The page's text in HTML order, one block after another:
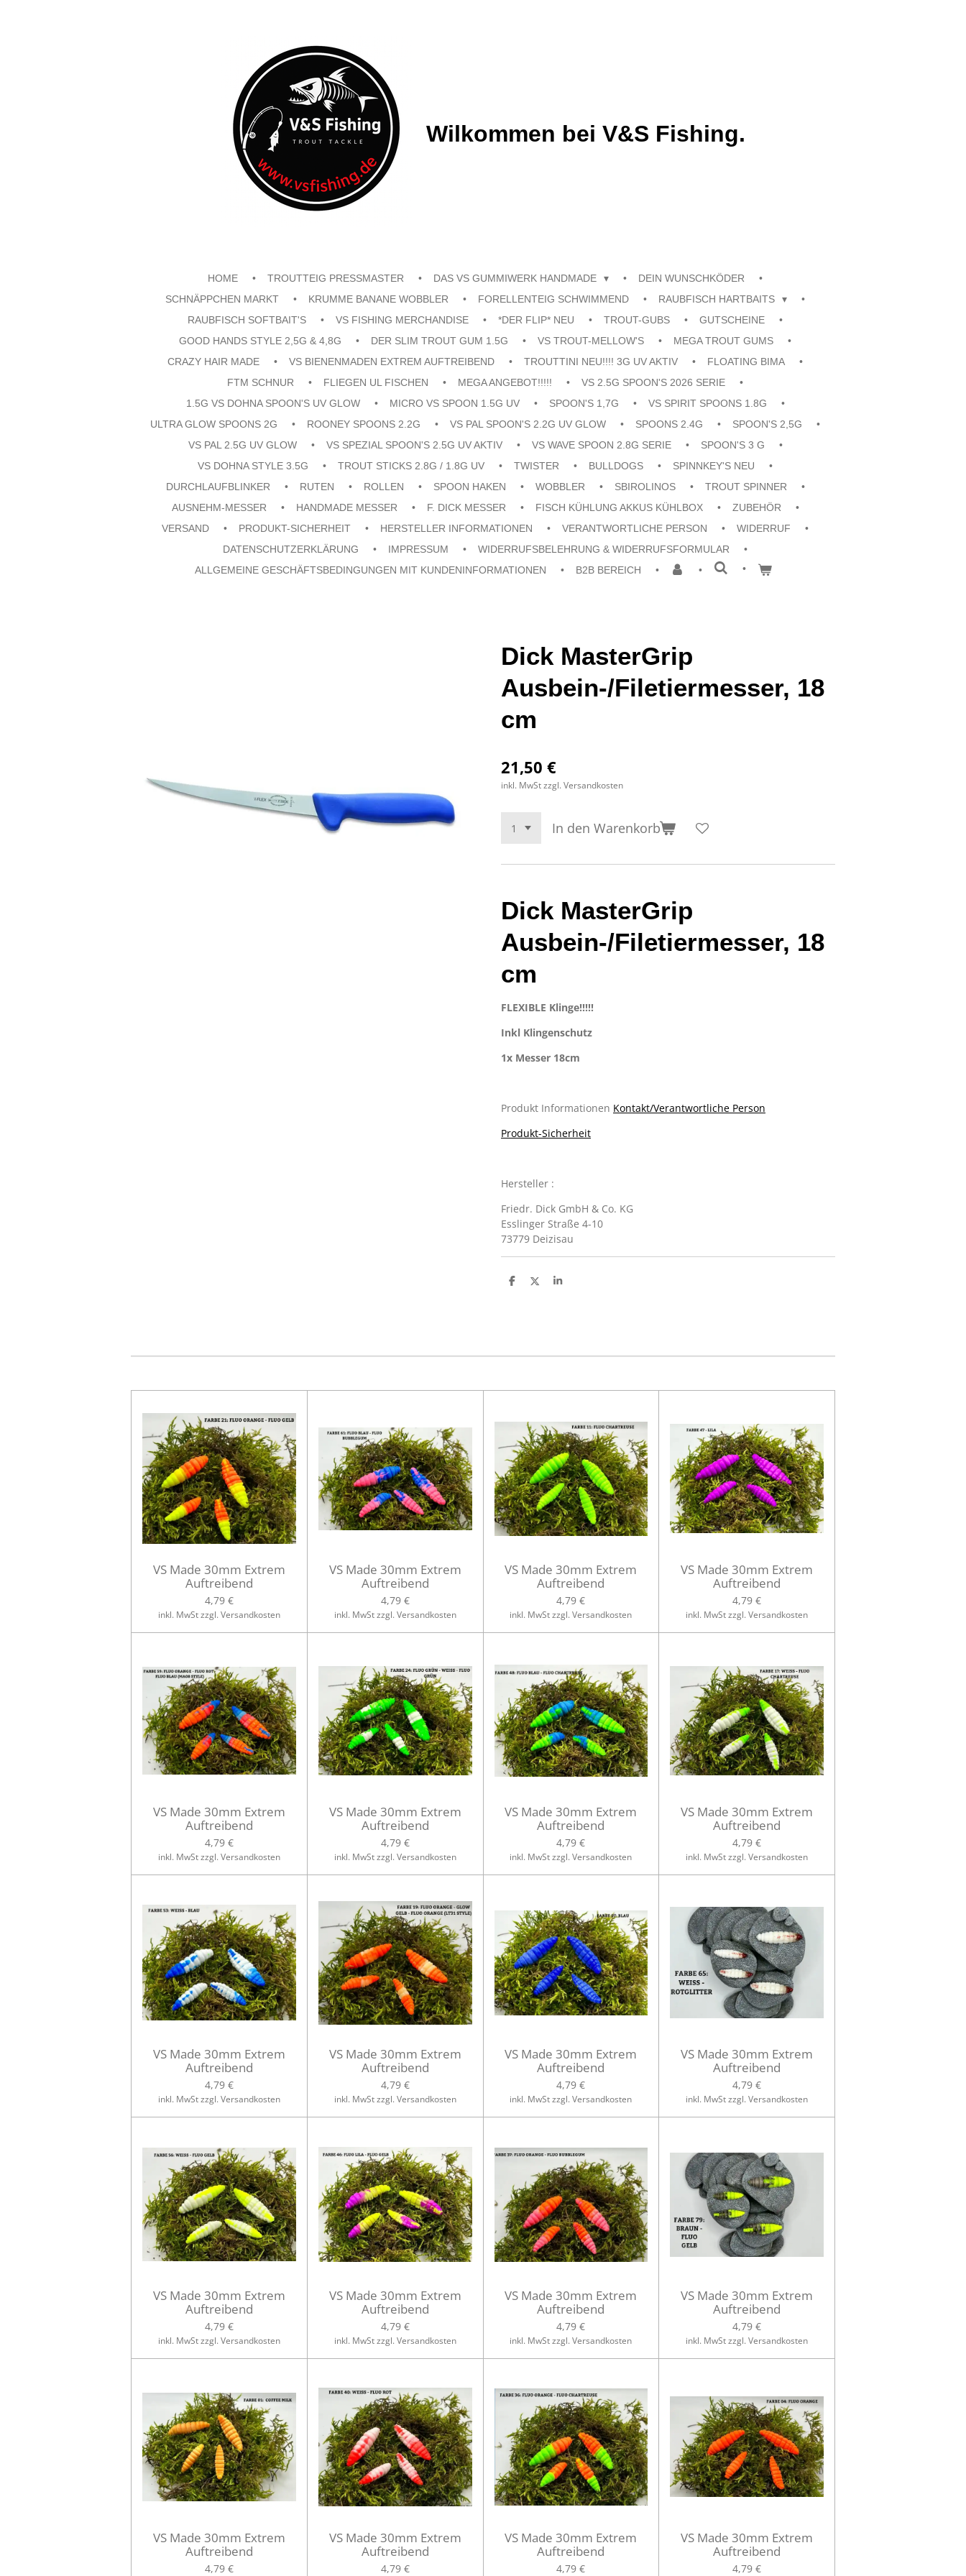
Wilkommen bei V&S Fishing.
HOME TROUTTEIG PRESSMASTER DAS VS GUMMIWERK HANDMADE
DEIN WUNSCHKÖDER
SCHNÄPPCHEN MARKT
KRUMME BANANE WOBBLER FORELLENTEIG SCHWIMMEND
RAUBFISCH HARTBAITS
RAUBFISCH SOFTBAIT'S
VS FISHING MERCHANDISE *DER FLIP* NEU TROUT-GUBS
GUTSCHEINE
GOOD HANDS STYLE 2,5G & 4,8G
DER SLIM TROUT GUM 1.5G VS TROUT-MELLOW'S
MEGA TROUT GUMS
CRAZY HAIR MADE
VS BIENENMADEN EXTREM AUFTREIBEND TROUTTINI NEU!!!! 3G UV AKTIV
FLOATING BIMA
FTM SCHNUR
FLIEGEN UL FISCHEN MEGA ANGEBOT!!!!!
VS 2.5G SPOON'S 2026 SERIE
1.5G VS DOHNA SPOON'S UV GLOW
MICRO VS SPOON 1.5G UV SPOON'S 1,7G
VS SPIRIT SPOONS 1.8G
ULTRA GLOW SPOONS 2G
ROONEY SPOONS 2.2G VS PAL SPOON'S 2.2G UV GLOW SPOONS 2.4G
SPOON'S 2,5G
VS PAL 2.5G UV GLOW
VS SPEZIAL SPOON'S 2.5G UV AKTIV VS WAVE SPOON 2.8G SERIE
SPOON'S 3 G
VS DOHNA STYLE 3.5G
TROUT STICKS 2.8G / 1.8G UV TWISTER BULLDOGS
SPINNKEY'S NEU
DURCHLAUFBLINKER
RUTEN ROLLEN SPOON HAKEN WOBBLER SBIROLINOS
TROUT SPINNER
AUSNEHM-MESSER
HANDMADE MESSER F. DICK MESSER FISCH KÜHLUNG AKKUS KÜHLBOX
ZUBEHÖR
VERSAND
PRODUKT-SICHERHEIT HERSTELLER INFORMATIONEN VERANTWORTLICHE PERSON
WIDERRUF
DATENSCHUTZERKLÄRUNG
IMPRESSUM
WIDERRUFSBELEHRUNG & WIDERRUFSFORMULAR
ALLGEMEINE GESCHÄFTSBEDINGUNGEN MIT KUNDENINFORMATIONEN
B2B BEREICH
Dick MasterGrip
Ausbein-/Filetiermesser, 18
cm
21,50 €
inkl. MwSt zzgl. Versandkosten
In den Warenkorb
Dick MasterGrip
Ausbein-/Filetiermesser, 18
cm
FLEXIBLE Klinge!!!!!
Inkl Klingenschutz
1x Messer 18cm
Produkt Informationen Kontakt/Verantwortliche Person
Produkt-Sicherheit
Hersteller :
Friedr. Dick GmbH & Co. KG
Esslinger Straße 4-10
73779 Deizisau
T
T
T
VS Made 30mm Extrem
Auftreibend
4,79 €
inkl. MwSt zzgl. Versandkosten
VS Made 30mm Extrem
Auftreibend
4,79 €
inkl. MwSt zzgl. Versandkosten
VS Made 30mm Extrem
Auftreibend
4,79 €
inkl. MwSt zzgl. Versandkosten
VS Made 30mm Extrem
Auftreibend
4,79 €
inkl. MwSt zzgl. Versandkosten
VS Made 30mm Extrem
Auftreibend
4,79 €
inkl. MwSt zzgl. Versandkosten
VS Made 30mm Extrem
Auftreibend
4,79 €
inkl. MwSt zzgl. Versandkosten
VS Made 30mm Extrem
Auftreibend
4,79 €
inkl. MwSt zzgl. Versandkosten
VS Made 30mm Extrem
Auftreibend
4,79 €
inkl. MwSt zzgl. Versandkosten
VS Made 30mm Extrem
Auftreibend
4,79 €
inkl. MwSt zzgl. Versandkosten
VS Made 30mm Extrem
Auftreibend
4,79 €
inkl. MwSt zzgl. Versandkosten
VS Made 30mm Extrem
Auftreibend
4,79 €
inkl. MwSt zzgl. Versandkosten
VS Made 30mm Extrem
Auftreibend
4,79 €
inkl. MwSt zzgl. Versandkosten
VS Made 30mm Extrem
Auftreibend
4,79 €
inkl. MwSt zzgl. Versandkosten
VS Made 30mm Extrem
Auftreibend
4,79 €
inkl. MwSt zzgl. Versandkosten
VS Made 30mm Extrem
Auftreibend
4,79 €
inkl. MwSt zzgl. Versandkosten
VS Made 30mm Extrem
Auftreibend
4,79 €
inkl. MwSt zzgl. Versandkosten
VS Made 30mm Extrem
Auftreibend
4,79 €
VS Made 30mm Extrem
Auftreibend
4,79 €
VS Made 30mm Extrem
Auftreibend
4,79 €
VS Made 30mm Extrem
Auftreibend
4,79 €